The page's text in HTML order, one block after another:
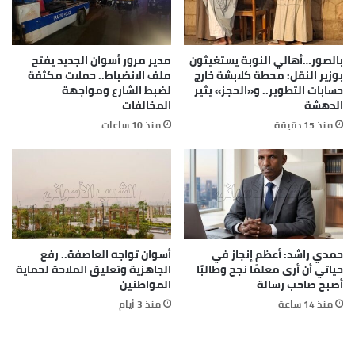
بالصور…أهالي النوبة يستغيثون
بوزير النقل: محطة كلابشة خارج
حسابات التطوير.. و«الحجز» يثير
الدهشة
منذ 15 دقيقة
مدير مرور أسوان الجديد يفتح
ملف الانضباط.. حملات مكثفة
لضبط الشارع ومواجهة
المخالفات
منذ 10 ساعات
حمدي راشد: أعظم إنجاز في
حياتي أن أرى معلمًا نجح وطالبًا
أصبح صاحب رسالة
منذ 14 ساعة
أسوان تواجه العاصفة.. رفع
الجاهزية وتعليق الملاحة لحماية
المواطنين
منذ 3 أيام